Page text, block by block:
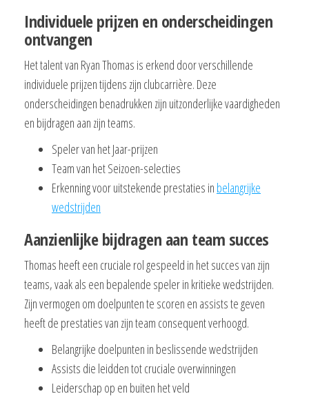
Individuele prijzen en onderscheidingen
ontvangen
Het talent van Ryan Thomas is erkend door verschillende
individuele prijzen tijdens zijn clubcarrière. Deze
onderscheidingen benadrukken zijn uitzonderlijke vaardigheden
en bijdragen aan zijn teams.
Speler van het Jaar-prijzen
Team van het Seizoen-selecties
Erkenning voor uitstekende prestaties in belangrijke
wedstrijden
Aanzienlijke bijdragen aan team succes
Thomas heeft een cruciale rol gespeeld in het succes van zijn
teams, vaak als een bepalende speler in kritieke wedstrijden.
Zijn vermogen om doelpunten te scoren en assists te geven
heeft de prestaties van zijn team consequent verhoogd.
Belangrijke doelpunten in beslissende wedstrijden
Assists die leidden tot cruciale overwinningen
Leiderschap op en buiten het veld